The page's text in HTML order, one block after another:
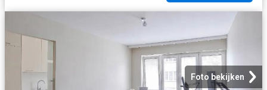
Foto bekijken